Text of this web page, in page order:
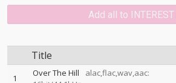
Add all to INTEREST
Title
1 Over The Hill
alac,flac,wav,aac: